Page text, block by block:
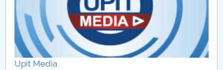
MENIU CANTINA
Poli AutoFest 2026 la Centrul Universitar Pitești –
spectacol auto, educație și inovație tehnologică
Upit Media